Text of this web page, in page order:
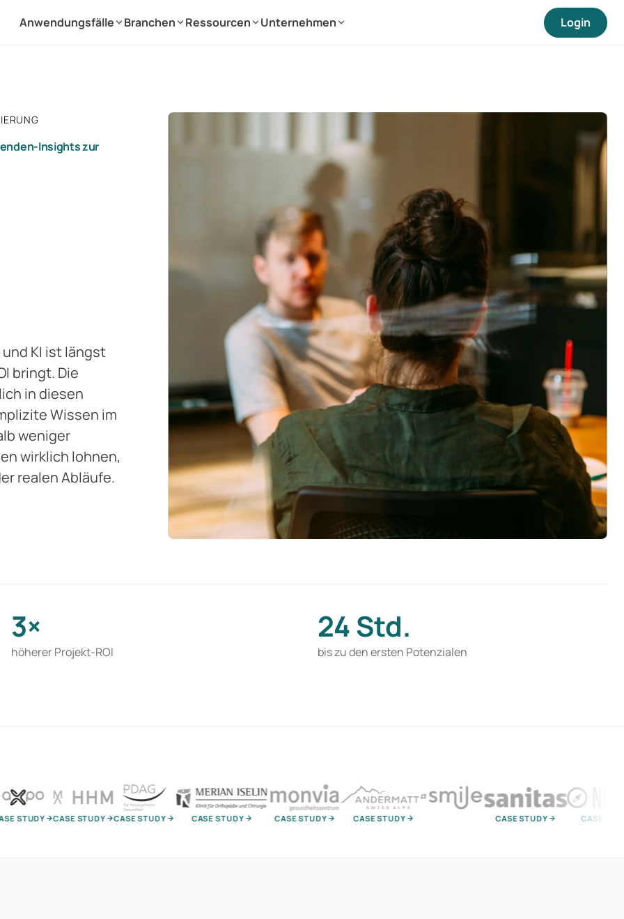
Anwendungsfälle
Branchen Ressourcen Unternehmen Login
Insights zur
KI ist längst
bringt. Die
in diesen
Wissen im
weniger
wirklich lohnen,
realen Abläufe.
3×
höherer Projekt-ROI
24 Std.
bis zu den ersten Potenzialen
CASE STUDY CASE STUDY CASE STUDY CASE STUDY CASE STUDY CASE STUDY CASE STUDY